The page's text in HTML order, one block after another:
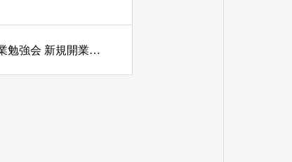
【2025.7.6開催】2025年度 メディカルスタディ協会 医院開業勉強会 新規開業・承継開業・分院開業 開業規制を見据え、今後の成功戦略はこれだ！